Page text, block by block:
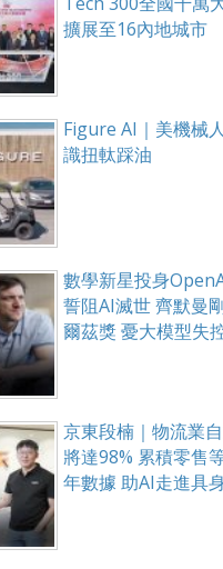
擴展至16內地城市
Figure AI｜美機械
識扭軚踩油
數學新星投身
誓阻AI滅世 齊默曼
爾茲獎 憂大模型失
京東段楠｜物流業
將達98% 累積零售
年數據 助AI走進具